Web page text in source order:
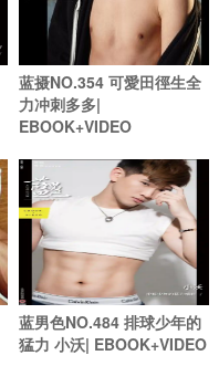
蓝摄NO.354 可愛田徑生全
力冲刺多多|
EBOOK+VIDEO
蓝男色NO.484 排球少年的
猛力 小沃| EBOOK+VIDEO